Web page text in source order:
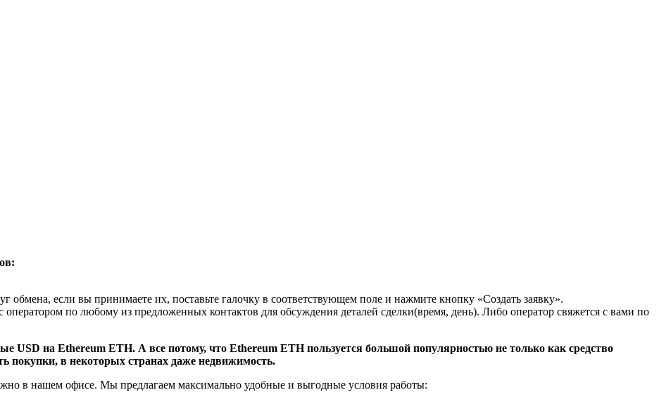
обмена, если вы принимаете их, поставьте галочку в соответствующем поле и нажмите кнопку «Создать заявку».
по любому из предложенных контактов для обсуждения деталей сделки(время, день). Либо оператор свяжется с вами по
на Ethereum ETH. А все потому, что Ethereum ETH пользуется большой популярностью не только как средство
покупки, в некоторых странах даже недвижимость.
в нашем офисе. Мы предлагаем максимально удобные и выгодные условия работы: